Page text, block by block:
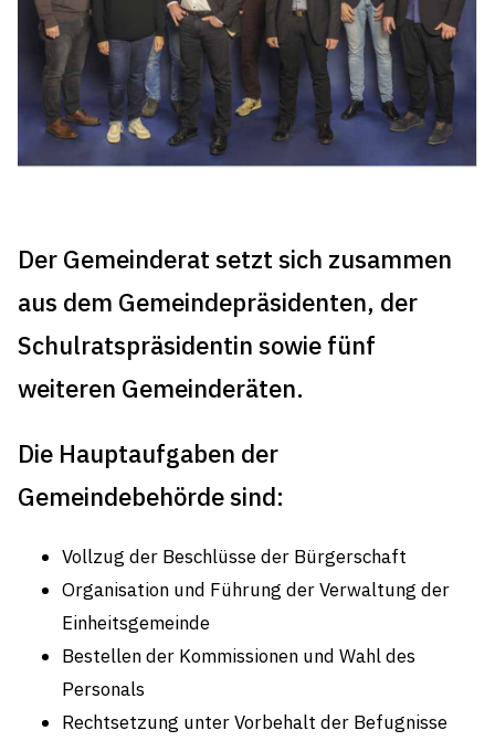
Der Gemeinderat setzt sich zusammen
aus dem Gemeindepräsidenten, der
Schulratspräsidentin sowie fünf
weiteren Gemeinderäten.
Die Hauptaufgaben der
Gemeindebehörde sind:
Vollzug der Beschlüsse der Bürgerschaft
Organisation und Führung der Verwaltung der
Einheitsgemeinde
Bestellen der Kommissionen und Wahl des
Personals
Rechtsetzung unter Vorbehalt der Befugnisse